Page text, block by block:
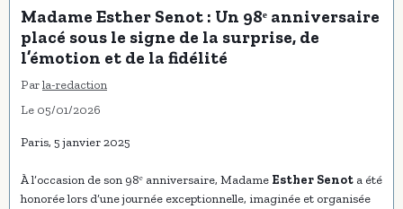
Madame Esther Senot : Un 98ᵉ anniversaire
placé sous le signe de la surprise, de
l’émotion et de la fidélité
Parla-redaction
Le 05/01/2026
Paris, 5 janvier 2025
À l’occasion de son 98ᵉ anniversaire, Madame Esther Senot a été
honorée lors d’une journée exceptionnelle, imaginée et organisée